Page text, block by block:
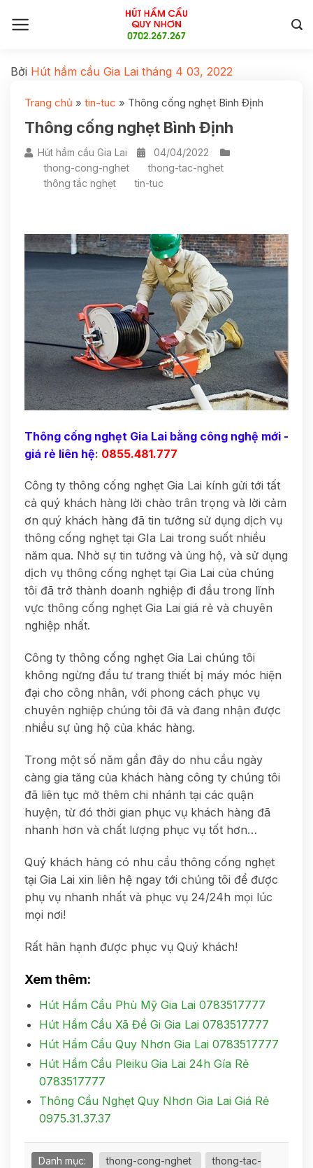
Bởi Hút hầm cầu Gia Lai tháng 4 03, 2022
Trang chủ » tin-tuc » Thông cống nghẹt Bình Định
Thông cống nghẹt Bình Định
Hút hầm cầu Gia Lai
04/04/2022
thong-cong-nghet
thong-tac-nghet
thông tắc nghẹt
tin-tuc
Thông cống nghẹt Gia Lai bằng công nghệ mới -
giá rẻ liên hệ: 0855.481.777
Công ty thông cống nghẹt Gia Lai kính gửi tới tất
cả quý khách hàng lời chào trân trọng và lời cảm
ơn quý khách hàng đã tin tưởng sử dụng dịch vụ
thông cống nghẹt tại GIa Lai trong suốt nhiều
năm qua. Nhờ sự tin tưởng và ủng hộ, và sử dụng
dịch vụ thông cống nghẹt tại Gia Lai của chúng
tôi đã trở thành doanh nghiệp đi đầu trong lĩnh
vực thông cống nghẹt Gia Lai giá rẻ và chuyên
nghiệp nhất.
Công ty thông cống nghẹt Gia Lai chúng tôi
không ngừng đầu tư trang thiết bị máy móc hiện
đại cho công nhân, với phong cách phục vụ
chuyên nghiệp chúng tôi đã và đang nhận được
nhiều sự ủng hộ của khác hàng.
Trong một số năm gần đây do nhu cầu ngày
càng gia tăng của khách hàng công ty chúng tôi
đã liên tục mở thêm chi nhánh tại các quận
huyện, từ đó thời gian phục vụ khách hàng đã
nhanh hơn và chất lượng phục vụ tốt hơn…
Quý khách hàng có nhu cầu thông cống nghẹt
tại Gia Lai xin liên hệ ngay tới chúng tôi để được
phụ vụ nhanh nhất và phục vụ 24/24h mọi lúc
mọi nơi!
Rất hân hạnh được phục vụ Quý khách!
Xem thêm:
Hút Hầm Cầu Phù Mỹ Gia Lai 0783517777
Hút Hầm Cầu Xã Đề Gi Gia Lai 0783517777
Hút Hầm Cầu Quy Nhơn Gia Lai 0783517777
Hút Hầm Cầu Pleiku Gia Lai 24h Gía Rẻ
0783517777
Thông Cầu Nghẹt Quy Nhơn Gia Lai Giá Rẻ
0975.31.37.37
Danh mục: thong-cong-nghet
thong-tac-